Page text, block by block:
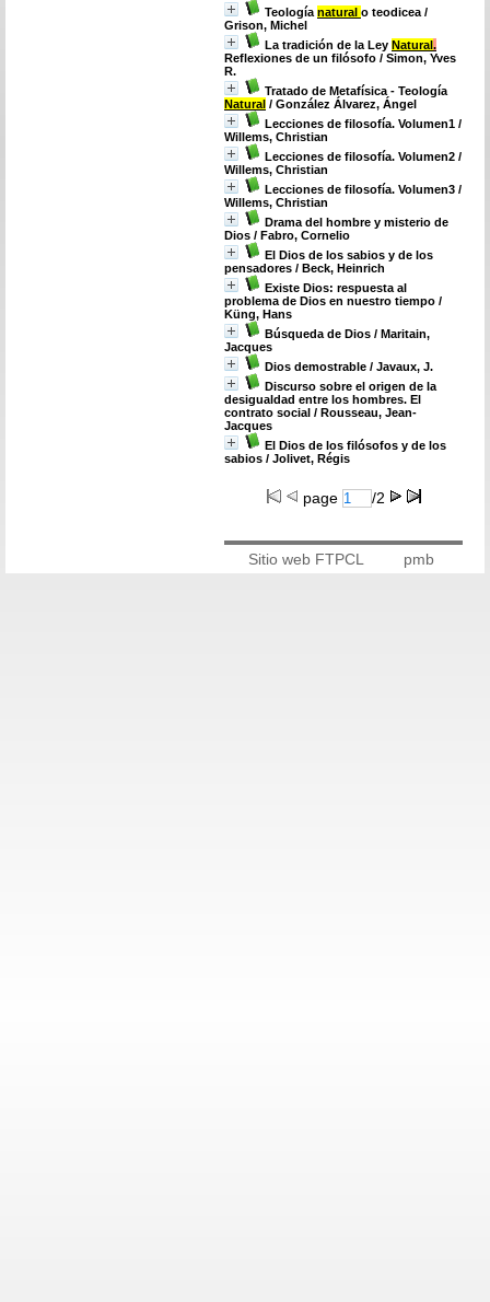
Teología natural o teodicea /
Grison, Michel
La tradición de la Ley Natural.
Reflexiones de un filósofo / Simon, Yves
R.
Tratado de Metafísica - Teología
Natural / González Álvarez, Ángel
Lecciones de filosofía. Volumen1 /
Willems, Christian
Lecciones de filosofía. Volumen2 /
Willems, Christian
Lecciones de filosofía. Volumen3 /
Willems, Christian
Drama del hombre y misterio de
Dios / Fabro, Cornelio
El Dios de los sabios y de los
pensadores / Beck, Heinrich
Existe Dios: respuesta al
problema de Dios en nuestro tiempo /
Küng, Hans
Búsqueda de Dios / Maritain,
Jacques
Dios demostrable / Javaux, J.
Discurso sobre el origen de la
desigualdad entre los hombres. El
contrato social / Rousseau, Jean-
Jacques
El Dios de los filósofos y de los
sabios / Jolivet, Régis
page /2
Sitio web FTPCL pmb